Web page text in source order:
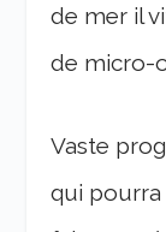
de mer il
de micro-
Vaste
qui